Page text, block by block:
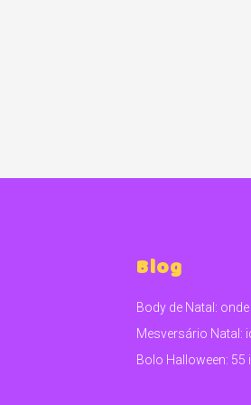
Blog
Body de Natal:
Mesversário Natal:
Bolo Halloween: 55